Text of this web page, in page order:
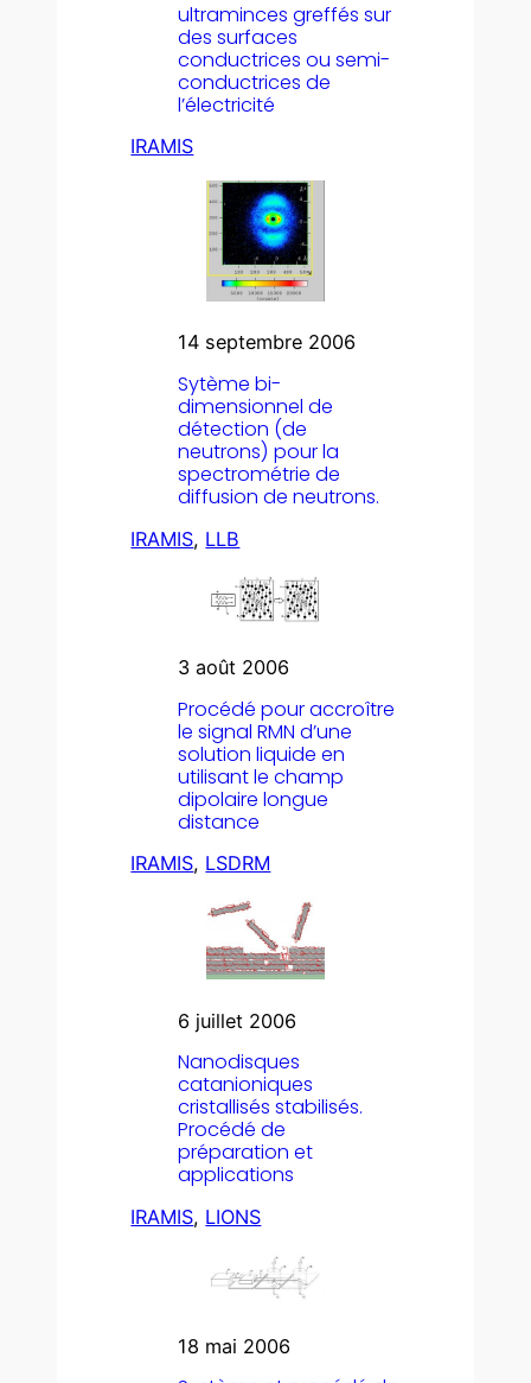
ultraminces greffés sur
des surfaces
conductrices ou semi-
conductrices de
l’électricité
IRAMIS
14 septembre 2006
Sytème bi-
dimensionnel de
détection (de
neutrons) pour la
spectrométrie de
diffusion de neutrons.
IRAMIS, LLB
3 août 2006
Procédé pour accroître
le signal RMN d’une
solution liquide en
utilisant le champ
dipolaire longue
distance
IRAMIS, LSDRM
6 juillet 2006
Nanodisques
catanioniques
cristallisés stabilisés.
Procédé de
préparation et
applications
IRAMIS, LIONS
18 mai 2006